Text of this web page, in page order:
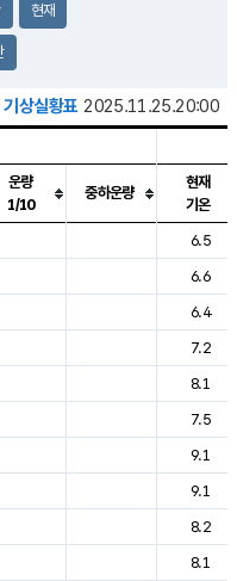
현재
기상실황표 2025.11.25.20:00
수, 바람, 기압등을 안내한 표입
운량
1/10
중하운량
현재
기온
6.5
6.6
6.4
7.2
8.1
7.5
9.1
9.1
8.2
8.1